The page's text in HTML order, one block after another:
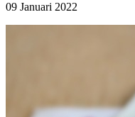
09 Januari 2022